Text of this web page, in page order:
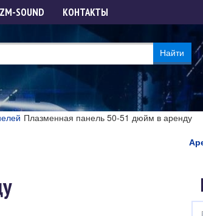
SOUND КОНТАКТЫ
Найти
Плазменная панель 50-51 дюйм в аренду